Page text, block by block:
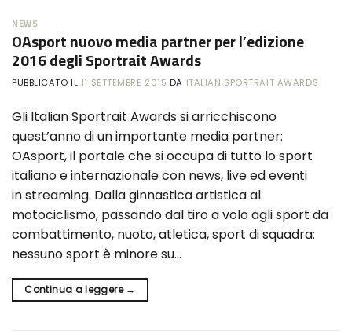
NEWS
OAsport nuovo media partner per l’edizione
2016 degli Sportrait Awards
PUBBLICATO IL 11 SETTEMBRE 2015 DA ITALIAN SPORTRAIT AWARDS
Gli Italian Sportrait Awards si arricchiscono
quest’anno di un importante media partner:
OAsport, il portale che si occupa di tutto lo sport
italiano e internazionale con news, live ed eventi
in streaming. Dalla ginnastica artistica al
motociclismo, passando dal tiro a volo agli sport da
combattimento, nuoto, atletica, sport di squadra:
nessuno sport è minore su…
Continua a leggere →